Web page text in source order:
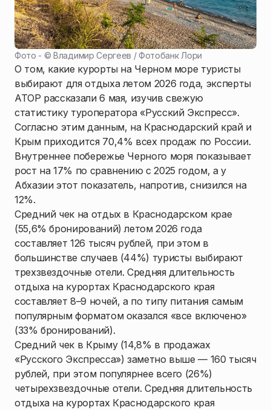
Фото - ©Владимир Сергеев / Фотобанк Лори
О том, какие курорты на Черном море туристы
выбирают для отдыха летом 2026 года, эксперты
АТОР рассказали 6 мая, изучив свежую
статистику туроператора «Русский Экспресс».
Согласно этим данным, на Краснодарский край и
Крым приходится 70,4% всех продаж по России.
Внутреннее побережье Черного моря показывает
рост на 17% по сравнению с 2025 годом, а у
Абхазии этот показатель, напротив, снизился на
12%.
Средний чек на отдых в Краснодарском крае
(55,6% бронирований) летом 2026 года
составляет 126 тысяч рублей, при этом в
большинстве случаев (44%) туристы выбирают
трехзвездочные отели. Средняя длительность
отдыха на курортах Краснодарского края
составляет 8–9 ночей, а по типу питания самым
популярным форматом оказался «все включено»
(33% бронирований).
Средний чек в Крыму (14,8% в продажах
«Русского Экспресса») заметно выше — 160 тысяч
рублей, при этом популярнее всего (26%)
четырехзвездочные отели. Средняя длительность
отдыха на курортах Краснодарского края